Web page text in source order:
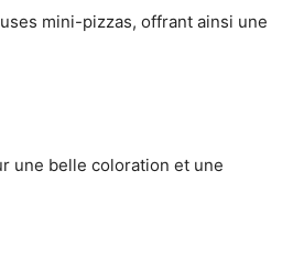
mini-pizzas, offrant ainsi une
une belle coloration et une